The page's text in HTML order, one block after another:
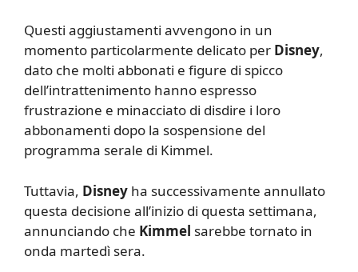
Questi aggiustamenti avvengono in un
momento particolarmente delicato per Disney,
dato che molti abbonati e figure di spicco
dell’intrattenimento hanno espresso
frustrazione e minacciato di disdire i loro
abbonamenti dopo la sospensione del
programma serale di Kimmel.
Tuttavia, Disney ha successivamente annullato
questa decisione all’inizio di questa settimana,
annunciando che Kimmel sarebbe tornato in
onda martedì sera.